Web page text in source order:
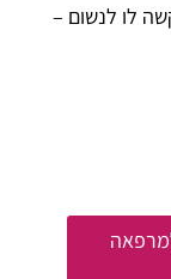
לו לנשום –
למרפאה